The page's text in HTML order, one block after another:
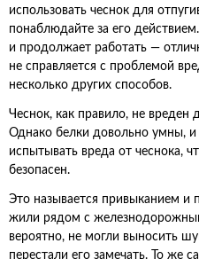
использовать чеснок для
понаблюдайте за его
и продолжает работать —
не справляется с проблемой
несколько других способов.
Чеснок, как правило, не вреден
Однако белки довольно умны, и
испытывать вреда от чеснока,
безопасен.
Это называется привыканием и
жили рядом с
вероятно, не могли выносить
перестали его замечать. То же